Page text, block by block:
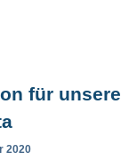
für unsere
2020